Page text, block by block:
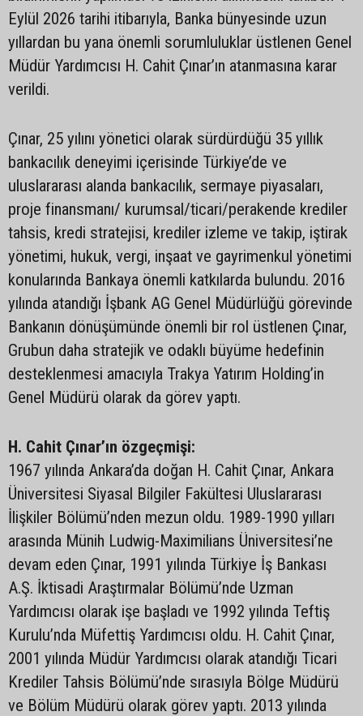
Eylül 2026 tarihi itibarıyla, Banka bünyesinde uzun
yıllardan bu yana önemli sorumluluklar üstlenen Genel
Müdür Yardımcısı H. Cahit Çınar’ın atanmasına karar
verildi.
Çınar, 25 yılını yönetici olarak sürdürdüğü 35 yıllık
bankacılık deneyimi içerisinde Türkiye’de ve
uluslararası alanda bankacılık, sermaye piyasaları,
proje finansmanı/ kurumsal/ticari/perakende krediler
tahsis, kredi stratejisi, krediler izleme ve takip, iştirak
yönetimi, hukuk, vergi, inşaat ve gayrimenkul yönetimi
konularında Bankaya önemli katkılarda bulundu. 2016
yılında atandığı İşbank AG Genel Müdürlüğü görevinde
Bankanın dönüşümünde önemli bir rol üstlenen Çınar,
Grubun daha stratejik ve odaklı büyüme hedefinin
desteklenmesi amacıyla Trakya Yatırım Holding’in
Genel Müdürü olarak da görev yaptı.
H. Cahit Çınar’ın özgeçmişi:
1967 yılında Ankara’da doğan H. Cahit Çınar, Ankara
Üniversitesi Siyasal Bilgiler Fakültesi Uluslararası
İlişkiler Bölümü’nden mezun oldu. 1989-1990 yılları
arasında Münih Ludwig-Maximilians Üniversitesi’ne
devam eden Çınar, 1991 yılında Türkiye İş Bankası
A.Ş. İktisadi Araştırmalar Bölümü’nde Uzman
Yardımcısı olarak işe başladı ve 1992 yılında Teftiş
Kurulu’nda Müfettiş Yardımcısı oldu. H. Cahit Çınar,
2001 yılında Müdür Yardımcısı olarak atandığı Ticari
Krediler Tahsis Bölümü’nde sırasıyla Bölge Müdürü
ve Bölüm Müdürü olarak görev yaptı. 2013 yılında